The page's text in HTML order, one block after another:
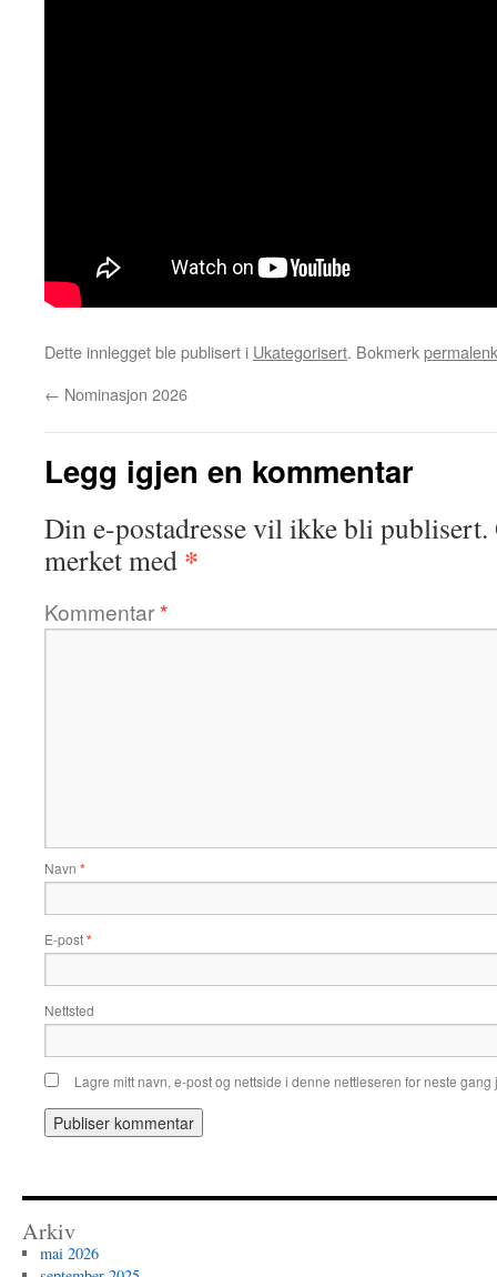
Dette innlegget ble publisert i Ukategorisert. Bokmerk
← Nominasjon 2026
Legg igjen en kommentar
Din e-postadresse vil ikke bli publisert.
merket med *
Kommentar*
Navn *
E-post*
Nettsted
Lagre mitt navn, e-post og nettside i denne nettleseren for neste gang
Arkiv
mai 2026